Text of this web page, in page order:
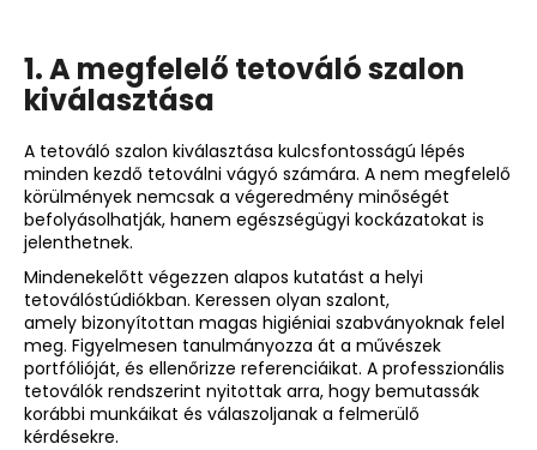
1. A megfelelő tetováló szalon
kiválasztása
A tetováló szalon kiválasztása kulcsfontosságú lépés
minden kezdő tetoválni vágyó számára. A nem megfelelő
körülmények nemcsak a végeredmény minőségét
befolyásolhatják, hanem egészségügyi kockázatokat is
jelenthetnek.
Mindenekelőtt végezzen alapos kutatást a helyi
tetoválóstúdiókban. Keressen olyan szalont,
amely bizonyítottan magas higiéniai szabványoknak felel
meg. Figyelmesen tanulmányozza át a művészek
portfólióját, és ellenőrizze referenciáikat. A professzionális
tetoválók rendszerint nyitottak arra, hogy bemutassák
korábbi munkáikat és válaszoljanak a felmerülő
kérdésekre.